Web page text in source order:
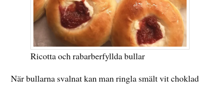
Ricotta och rabarberfyllda bullar
När bullarna svalnat kan man ringla smält vit choklad